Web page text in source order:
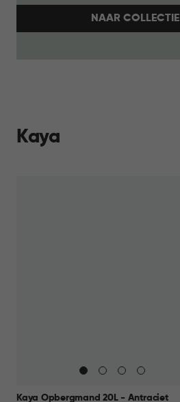
NAAR COLLECTIE
Kaya
Kaya Opbergmand 20L - Antraciet